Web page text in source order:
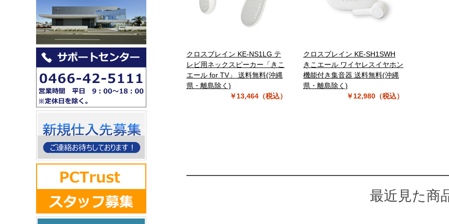
クロスブレイン KE-NS1LG テ
レビ用ネックスピーカー「きこ
エール for TV」 送料無料(沖縄
県・離島除く)
￥13,464（税込）
クロスブレイン KE-SH1SWH
きこエール ワイヤレスイヤホン
機能付き集音器 送料無料(沖縄
県・離島除く)
￥12,980（税込）
最近見た商